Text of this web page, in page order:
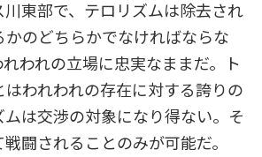
東部で、テロリズムは除去され
かのどちらかでなければならな
われの立場に忠実なままだ。ト
はわれわれの存在に対する誇りの
は交渉の対象になり得ない。そ
闘されることのみが可能だ。